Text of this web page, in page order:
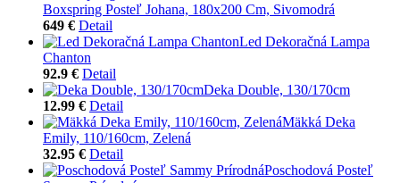
Boxspring Posteľ Johana, 180x200 Cm, Sivomodrá
649 € Detail
Led Dekoračná Lampa
Chanton
92.9 € Detail
Deka Double, 130/170cm
12.99 € Detail
Mäkká Deka
Emily, 110/160cm, Zelená
32.95 € Detail
Poschodová Posteľ